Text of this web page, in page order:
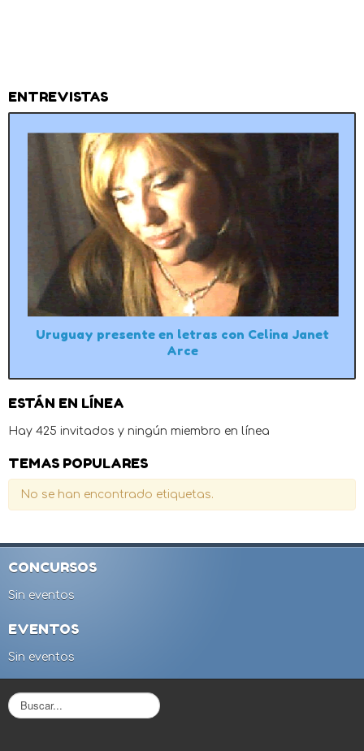
ENTREVISTAS
Uruguay presente en letras con Celina Janet
Arce
ESTÁN EN LÍNEA
Hay 425 invitados y ningún miembro en línea
TEMAS POPULARES
No se han encontrado etiquetas.
CONCURSOS
Sin eventos
EVENTOS
Sin eventos
B
u